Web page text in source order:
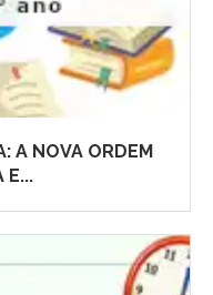
A NOVA ORDEM
E...